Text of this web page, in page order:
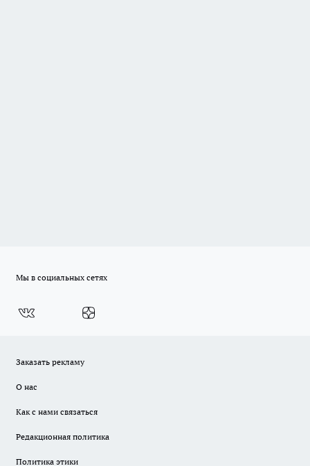
Мы в социальных сетях
Заказать рекламу
О нас
Как с нами связаться
Редакционная политика
Политика этики